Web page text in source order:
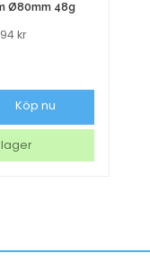
Ø80mm 48g
kr
Köp nu
lager